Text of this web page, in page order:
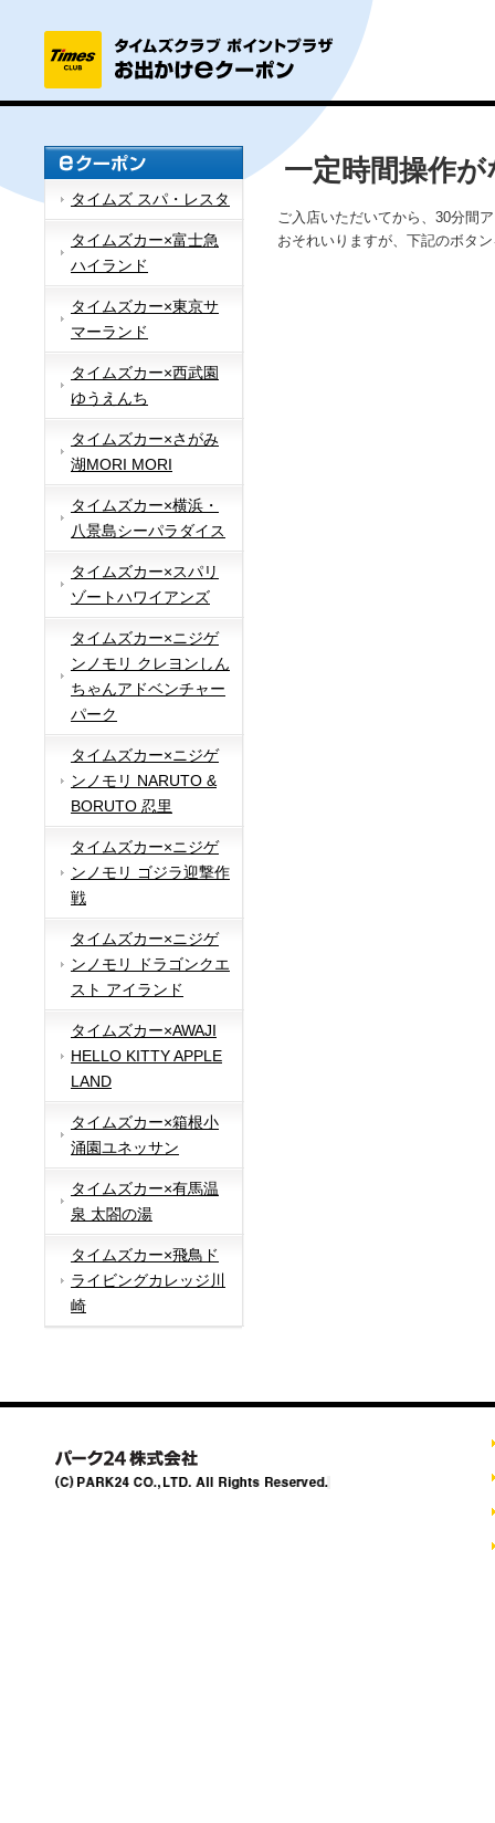
タイムズ スパ・レスタ
タイムズカー×富士急
ハイランド
タイムズカー×東京サ
マーランド
タイムズカー×西武園
ゆうえんち
タイムズカー×さがみ
湖MORI MORI
タイムズカー×横浜・
八景島シーパラダイス
タイムズカー×スパリ
ゾートハワイアンズ
タイムズカー×ニジゲ
ンノモリ クレヨンしん
ちゃんアドベンチャー
パーク
タイムズカー×ニジゲ
ンノモリ NARUTO &
BORUTO 忍里
タイムズカー×ニジゲ
ンノモリ ゴジラ迎撃作
戦
タイムズカー×ニジゲ
ンノモリ ドラゴンクエ
スト アイランド
タイムズカー×AWAJI
HELLO KITTY APPLE
LAND
タイムズカー×箱根小
涌園ユネッサン
タイムズカー×有馬温
泉 太閤の湯
タイムズカー×飛鳥ド
ライビングカレッジ川
崎
一定時間操作
ご入店いただいてから、30分間
おそれいりますが、下記のボタ